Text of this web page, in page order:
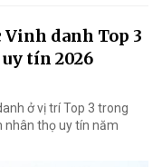
danh Top 3
tín 2026
ở vị trí Top 3 trong
nhân thọ uy tín năm